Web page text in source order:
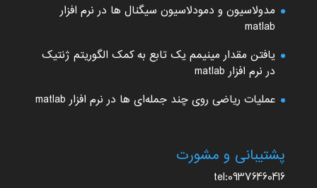
مدولاسیون و دمودلاسیون سیگنال ها در نرم افزار
matlab
یافتن مقدار مینیمم یک تابع به کمک الگوریتم ژنتیک
در نرم افزار matlab
عملیات ریاضی روی چند جمله‌ای ها در نرم افزار matlab
پشتیبانی و مشورت
tel:09376460416